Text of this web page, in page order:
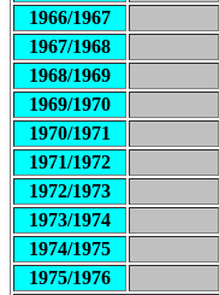
1966/1967
1967/1968
1968/1969
1969/1970
1970/1971
1971/1972
1972/1973
1973/1974
1974/1975
1975/1976